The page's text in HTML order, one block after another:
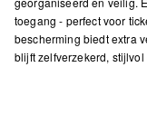
toegang - perfect voor
bescherming biedt extra
blijft zelfverzekerd,